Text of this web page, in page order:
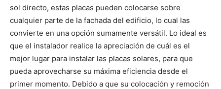
sol directo, estas placas pueden colocarse sobre
cualquier parte de la fachada del edificio, lo cual las
convierte en una opción sumamente versátil. Lo ideal es
que el instalador realice la apreciación de cuál es el
mejor lugar para instalar las placas solares, para que
pueda aprovecharse su máxima eficiencia desde el
primer momento. Debido a que su colocación y remoción